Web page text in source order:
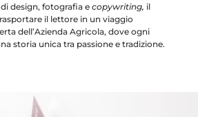
design, fotografia e copywriting, il
il lettore in un viaggio
dell’Azienda Agricola, dove ogni
storia unica tra passione e tradizione.